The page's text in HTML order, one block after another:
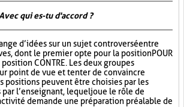
Avec qui es-tu d'accord ?
d’idées sur un sujet controversé entre
dont le premier opte pour la position POUR
CONTRE. Les deux groupes
point de vue et tenter de convaincre
positions peuvent être choisies par les
l’enseignant, lequel joue le rôle de
demande une préparation préalable de